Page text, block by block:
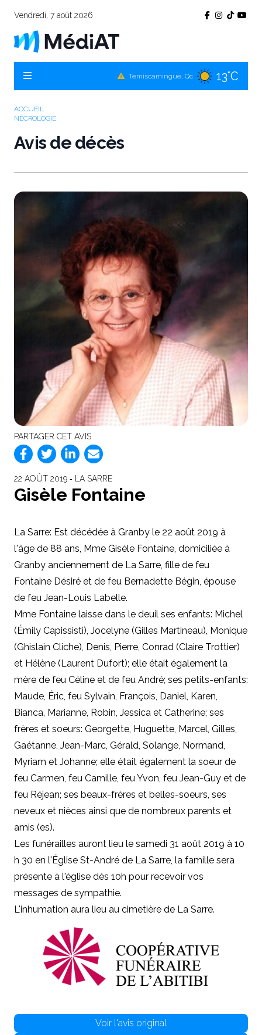
Vendredi, 7 août 2026
13°C
La Sarre, Qc 16°C
ACCUEIL
NÉCROLOGIE
Avis de décès
PARTAGER CET AVIS
22 AOÛT 2019 ‐ LA SARRE
Gisèle Fontaine
La Sarre: Est décédée à Granby le 22 août 2019 à
l'âge de 88 ans, Mme Gisèle Fontaine, domiciliée à
Granby anciennement de La Sarre, fille de feu
Fontaine Désiré et de feu Bernadette Bégin, épouse
de feu Jean-Louis Labelle.
Mme Fontaine laisse dans le deuil ses enfants: Michel
(Émily Capissisti), Jocelyne (Gilles Martineau), Monique
(Ghislain Cliche), Denis, Pierre, Conrad (Claire Trottier)
et Hélène (Laurent Dufort); elle était également la
mère de feu Céline et de feu André; ses petits-enfants:
Maude, Éric, feu Sylvain, François, Daniel, Karen,
Bianca, Marianne, Robin, Jessica et Catherine; ses
frères et soeurs: Georgette, Huguette, Marcel, Gilles,
Gaétanne, Jean-Marc, Gérald, Solange, Normand,
Myriam et Johanne; elle était également la soeur de
feu Carmen, feu Camille, feu Yvon, feu Jean-Guy et de
feu Réjean; ses beaux-frères et belles-soeurs, ses
neveux et nièces ainsi que de nombreux parents et
amis (es).
Les funérailles auront lieu le samedi 31 août 2019 à 10
h 30 en l'Église St-André de La Sarre, la famille sera
présente à l'église dès 10h pour recevoir vos
messages de sympathie.
L'inhumation aura lieu au cimetière de La Sarre.
Voir l'avis original